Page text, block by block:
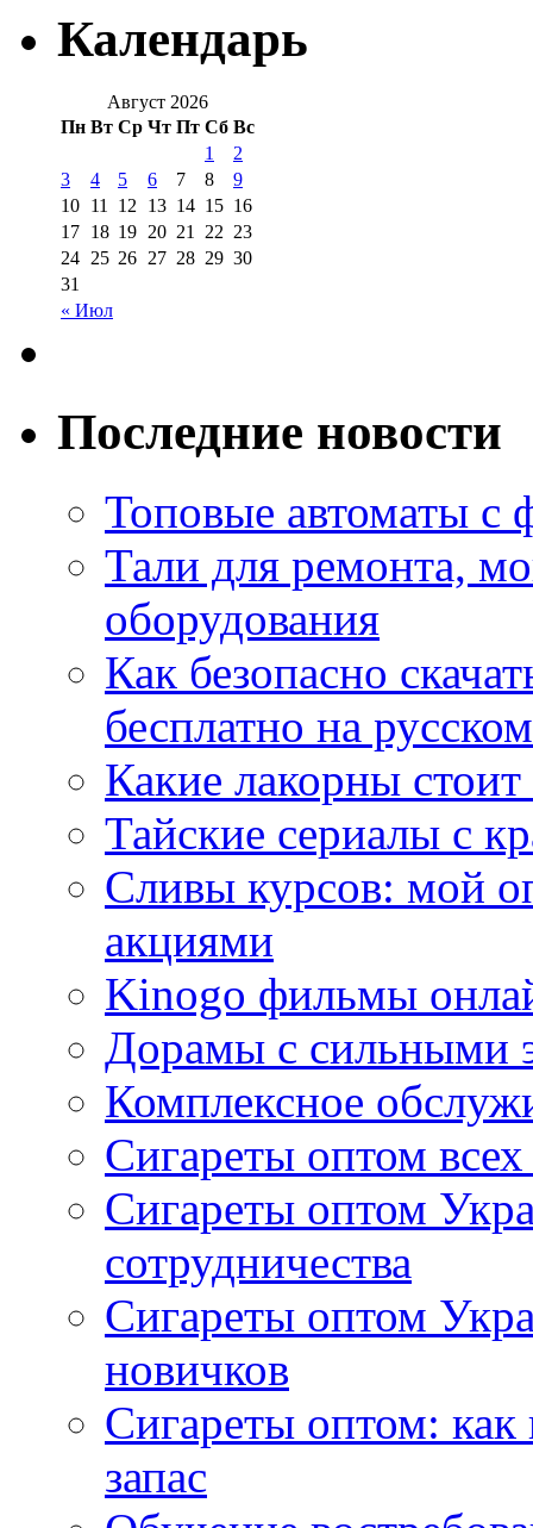
Календарь
Август 2026
Пн Вт Ср Чт Пт Сб Вс
« Июл
1
2
3
4 5 6 7 8
9
10 11 12 13 14 15 16
17 18 19 20 21 22 23
24 25 26 27 28 29 30
31
Последние новости
Топовые автоматы с
Тали для ремонта,
оборудования
Как безопасно
бесплатно на
Какие лакорны
Тайские сериалы с
Сливы курсов: мой
акциями
Kinogo фильмы
Дорамы с сильными
Комплексное
Сигареты оптом
Сигареты оптом
сотрудничества
Сигареты оптом
новичков
Сигареты оптом:
запас